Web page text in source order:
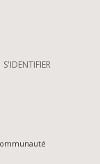
S'IDENTIFIER